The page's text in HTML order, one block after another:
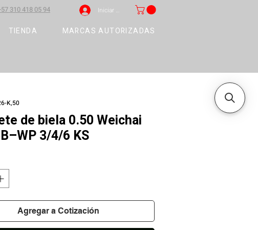
310 418 05 94 Iniciar sesión
TIENDA MARCAS AUTORIZADAS
K,50
de biela 0.50 Weichai
3/4/6 KS
Agregar a Cotización